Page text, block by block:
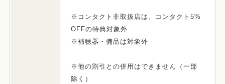
※コンタクト非取扱店は、コンタクト5%
OFFの特典対象外
※補聴器・備品は対象外
※他の割引との併用はできません（一部
除く）